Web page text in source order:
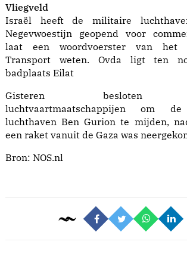
Vliegveld
Israël heeft de militaire
Negevwoestijn geopend voor
laat een woordvoerster van het
Transport weten. Ovda ligt ten
badplaats Eilat
Gisteren besloten
luchtvaartmaatschappijen om de
luchthaven Ben Gurion te mijden,
een raket vanuit de Gaza was
Bron: NOS.nl